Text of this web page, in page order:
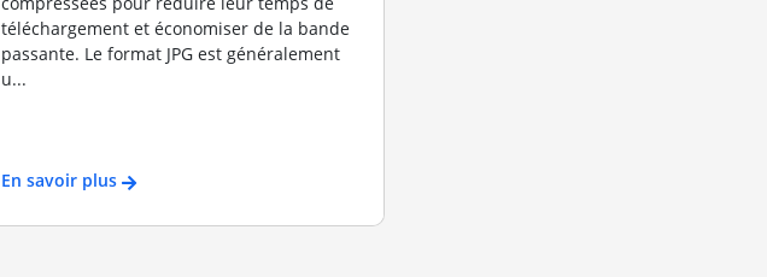
téléchargement et économiser de la bande
passante. Le format JPG est généralement
u...
En savoir plus